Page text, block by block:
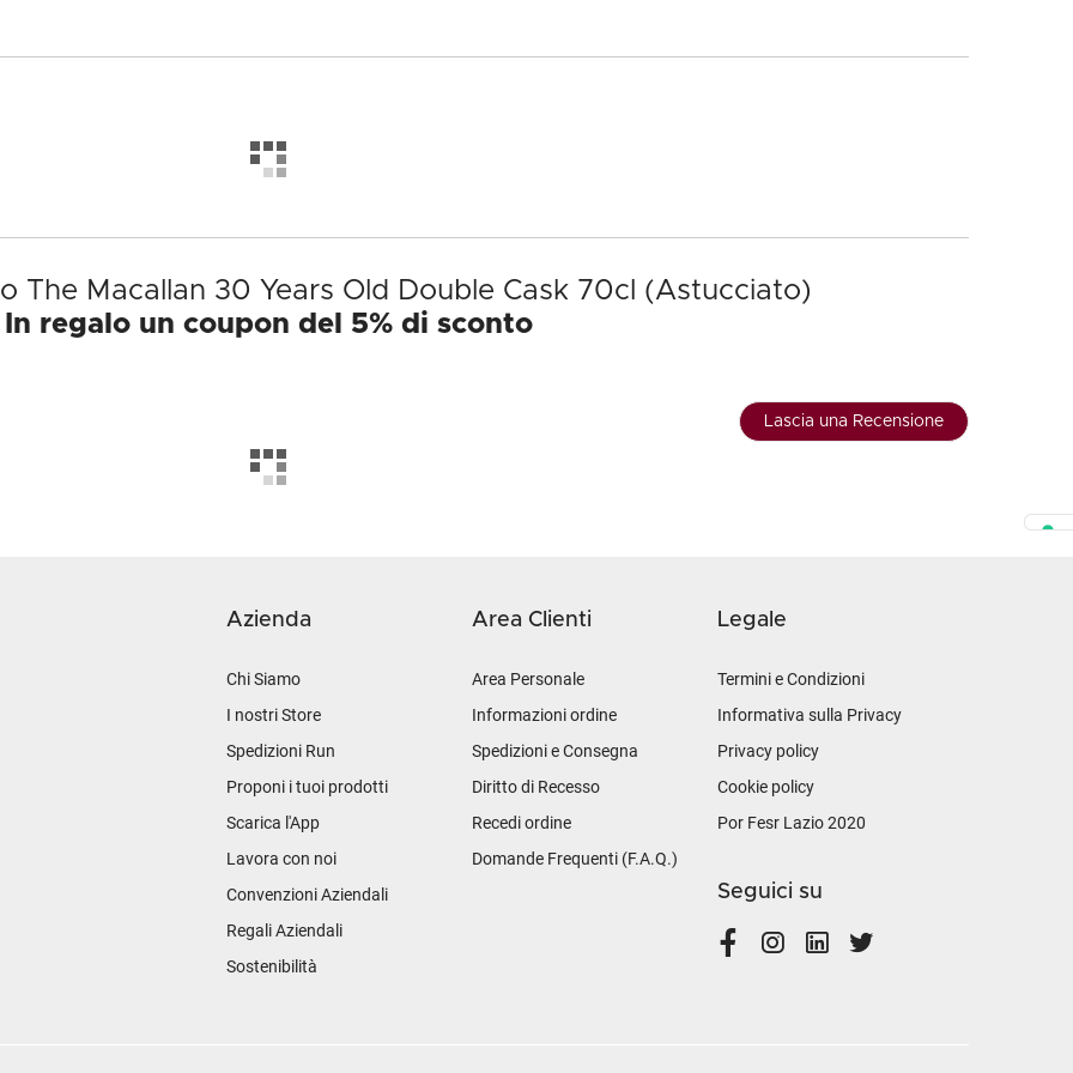
The Macallan 30 Years Old Double Cask 70cl (Astucciato)
In regalo un coupon del 5% di sconto
Lascia una Recensione
Azienda
Chi Siamo
I nostri Store
Spedizioni Run
Proponi i tuoi prodotti
Scarica l'App
Lavora con noi
Convenzioni Aziendali
Regali Aziendali
Sostenibilità
Area Clienti
Area Personale
Informazioni ordine
Spedizioni e Consegna
Diritto di Recesso
Recedi ordine
Domande Frequenti (F.A.Q.)
Legale
Termini e Condizioni
Informativa sulla Privacy
Privacy policy
Cookie policy
Por Fesr Lazio 2020
Seguici su